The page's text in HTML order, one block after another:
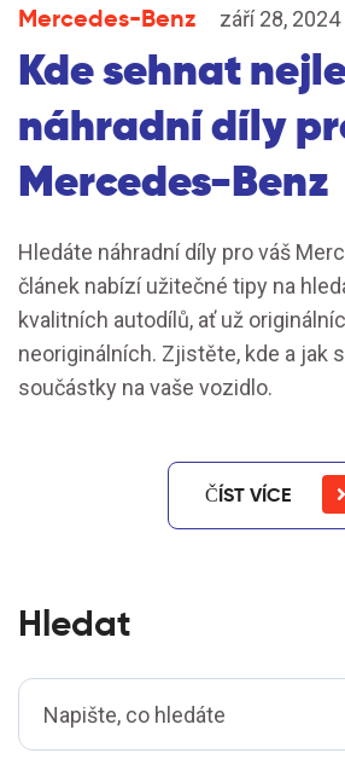
Mercedes-Benz září 28, 2024
Kde sehnat
náhradní díly
Mercedes-Benz
Hledáte náhradní díly pro váš
článek nabízí užitečné tipy na
kvalitních autodílů, ať už
neoriginálních. Zjistěte, kde a jak
součástky na vaše vozidlo.
ČÍST VÍCE
Hledat